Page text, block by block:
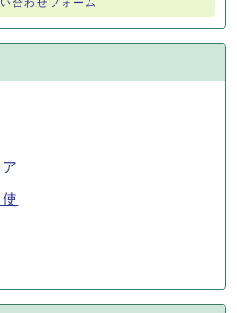
合わせフォーム